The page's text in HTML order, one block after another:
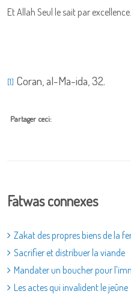
Et Allah Seul le sait par excellence.
[1] Coran, al-Ma-ida, 32.
Partager ceci:
Fatwas connexes
Zakat des propres biens de la
Sacrifier et distribuer la viande
Mandater un boucher pour
Les actes qui invalident le jeûne